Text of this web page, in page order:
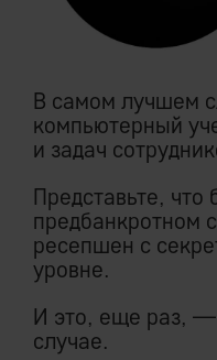
В самом лучшем
компьютерный
и задач
Представьте, что
предбанкротном
ресепшен с
уровне.
И это, еще раз,
случае.